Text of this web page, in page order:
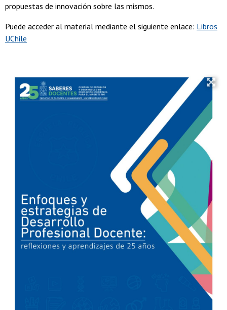
propuestas de innovación sobre las mismos.
Puede acceder al material mediante el siguiente enlace: Libros
UChile